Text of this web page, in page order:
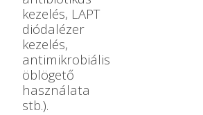
kezelés, LAPT
diódalézer
kezelés,
antimikrobiális
öblögető
használata
stb.).